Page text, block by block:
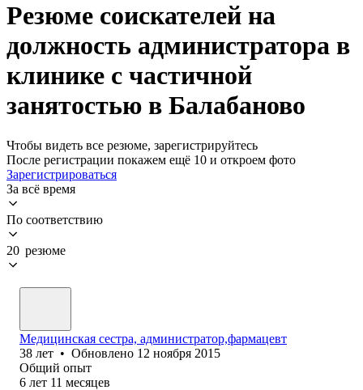
Резюме соискателей на
должность администратора в
клинике с частичной
занятостью в Балабаново
Чтобы видеть все резюме, зарегистрируйтесь
После регистрации покажем ещё 10 и откроем фото
Зарегистрироваться
За всё время
По соответствию
20 резюме
Медицинская сестра, администратор,фармацевт
38 лет • Обновлено 12 ноября 2015
Общий опыт
6 лет 11 месяцев